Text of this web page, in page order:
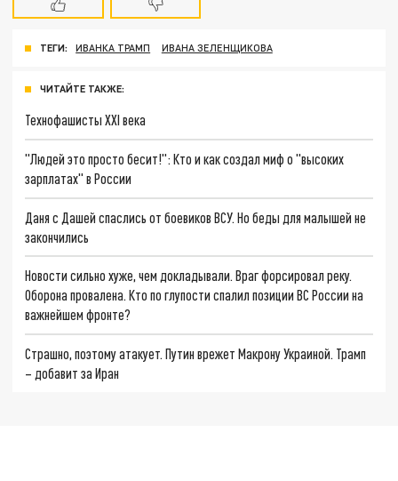
ТЕГИ: ИВАНКА ТРАМП ИВАНА ЗЕЛЕНЩИКОВА
ЧИТАЙТЕ ТАКЖЕ:
Технофашисты XXI века
"Людей это просто бесит!": Кто и как создал миф о "высоких
зарплатах" в России
Даня с Дашей спаслись от боевиков ВСУ. Но беды для малышей не
закончились
Новости сильно хуже, чем докладывали. Враг форсировал реку.
Оборона провалена. Кто по глупости спалил позиции ВС России на
важнейшем фронте?
Страшно, поэтому атакует. Путин врежет Макрону Украиной. Трамп
– добавит за Иран